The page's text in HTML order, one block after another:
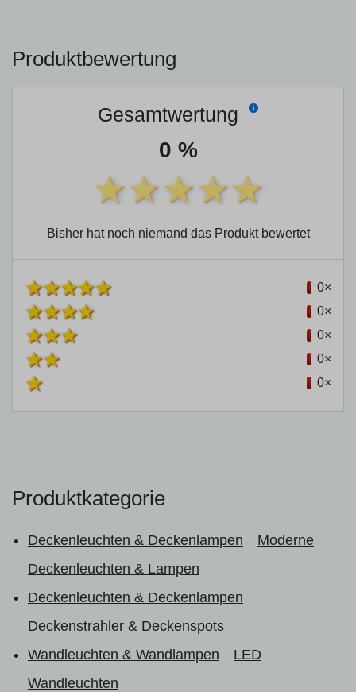
Produktbewertung
Gesamtwertung
0 %
Bisher hat noch niemand das Produkt bewertet
0×
0×
0×
0×
0×
Produktkategorie
Deckenleuchten & Deckenlampen
Moderne
Deckenleuchten & Lampen
Deckenleuchten & Deckenlampen
Deckenstrahler & Deckenspots
Wandleuchten & Wandlampen
LED
Wandleuchten